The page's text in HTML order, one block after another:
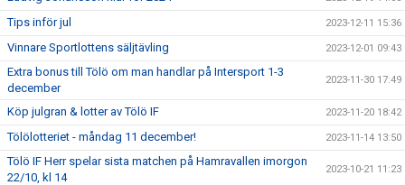
Tips inför jul 2023-12-11 15:36
Vinnare Sportlottens säljtävling 2023-12-01 09:43
Extra bonus till Tölö om man handlar på Intersport 1-3
december
2023-11-30 17:49
Köp julgran & lotter av Tölö IF 2023-11-20 18:42
Tölölotteriet - måndag 11 december! 2023-11-14 13:50
Tölö IF Herr spelar sista matchen på Hamravallen imorgon
22/10, kl 14
2023-10-21 11:23